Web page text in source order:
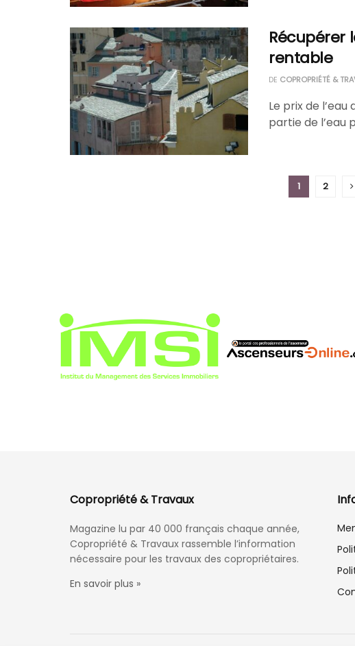
Récupérer
rentable
DE COPROPRIÉTÉ &
Le prix de
partie de l’eau
1 2
Copropriété & Travaux
Magazine lu par 40 000 français chaque année,
Copropriété & Travaux rassemble l’information
nécessaire pour les travaux des copropriétaires.
En savoir plus »